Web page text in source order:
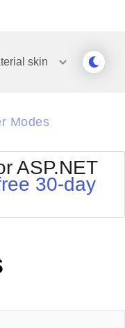
skin
Outlook
WebBlue
Modes
ASP.NET
30-day